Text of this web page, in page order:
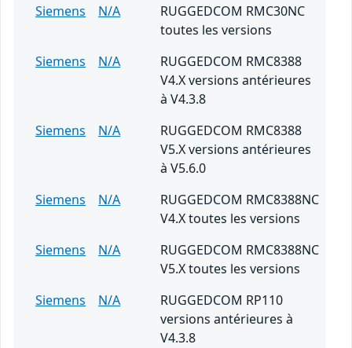
Siemens
N/A
RUGGEDCOM RMC30NC
toutes les versions
Siemens
N/A
RUGGEDCOM RMC8388
V4.X versions antérieures
à V4.3.8
Siemens
N/A
RUGGEDCOM RMC8388
V5.X versions antérieures
à V5.6.0
Siemens
N/A
RUGGEDCOM RMC8388NC
V4.X toutes les versions
Siemens
N/A
RUGGEDCOM RMC8388NC
V5.X toutes les versions
Siemens
N/A
RUGGEDCOM RP110
versions antérieures à
V4.3.8